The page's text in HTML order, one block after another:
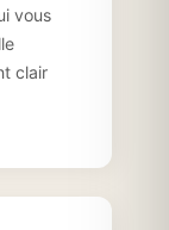
vous
clair